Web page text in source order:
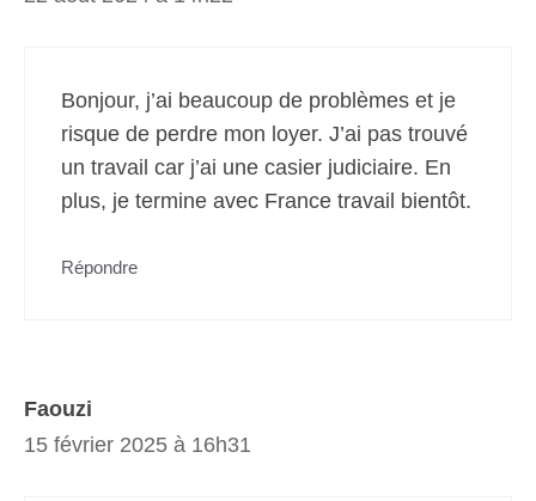
Bonjour, j’ai beaucoup de problèmes et je
risque de perdre mon loyer. J’ai pas trouvé
un travail car j’ai une casier judiciaire. En
plus, je termine avec France travail bientôt.
Répondre
Faouzi
15 février 2025 à 16h31